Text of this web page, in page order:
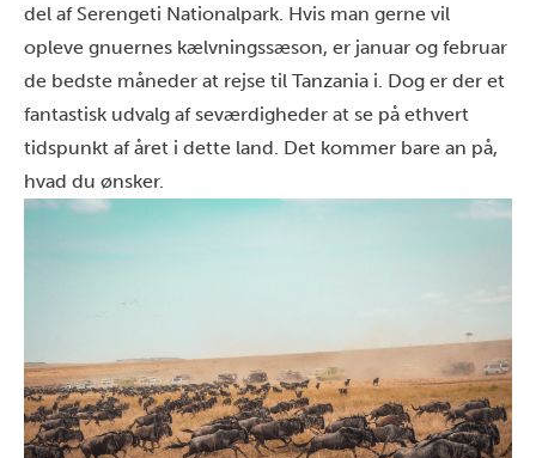
del af Serengeti Nationalpark. Hvis man gerne vil
opleve gnuernes kælvningssæson, er januar og februar
de bedste måneder at rejse til Tanzania i. Dog er der et
fantastisk udvalg af seværdigheder at se på ethvert
tidspunkt af året i dette land. Det kommer bare an på,
hvad du ønsker.